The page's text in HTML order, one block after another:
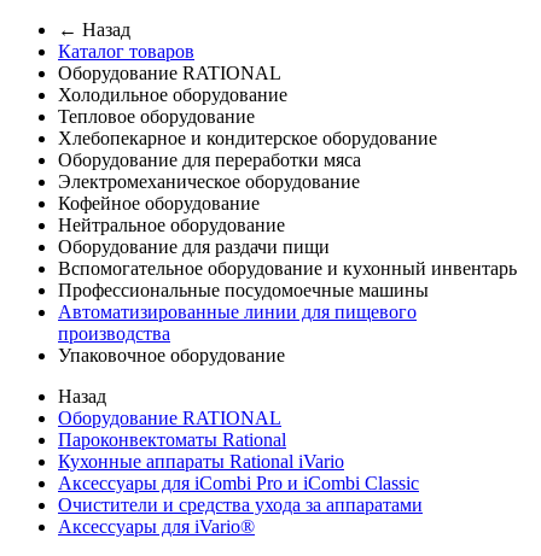
← Назад
Каталог товаров
Оборудование RATIONAL
Холодильное оборудование
Тепловое оборудование
Хлебопекарное и кондитерское оборудование
Оборудование для переработки мяса
Электромеханическое оборудование
Кофейное оборудование
Нейтральное оборудование
Оборудование для раздачи пищи
Вспомогательное оборудование и кухонный инвентарь
Профессиональные посудомоечные машины
Автоматизированные линии для пищевого
производства
Упаковочное оборудование
Назад
Оборудование RATIONAL
Пароконвектоматы Rational
Кухонные аппараты Rational iVario
Аксессуары для iCombi Pro и iCombi Classic
Очистители и средства ухода за аппаратами
Аксессуары для iVario®